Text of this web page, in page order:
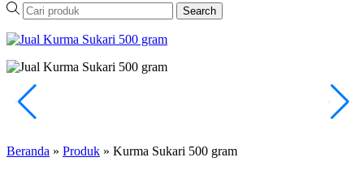
Search
Beranda » Produk » Kurma Sukari 500 gram